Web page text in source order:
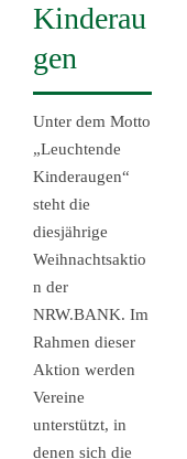
Kinderau
gen
Unter dem Motto
„Leuchtende
Kinderaugen“
steht die
diesjährige
Weihnachtsaktio
n der
NRW.BANK. Im
Rahmen dieser
Aktion werden
Vereine
unterstützt, in
denen sich die